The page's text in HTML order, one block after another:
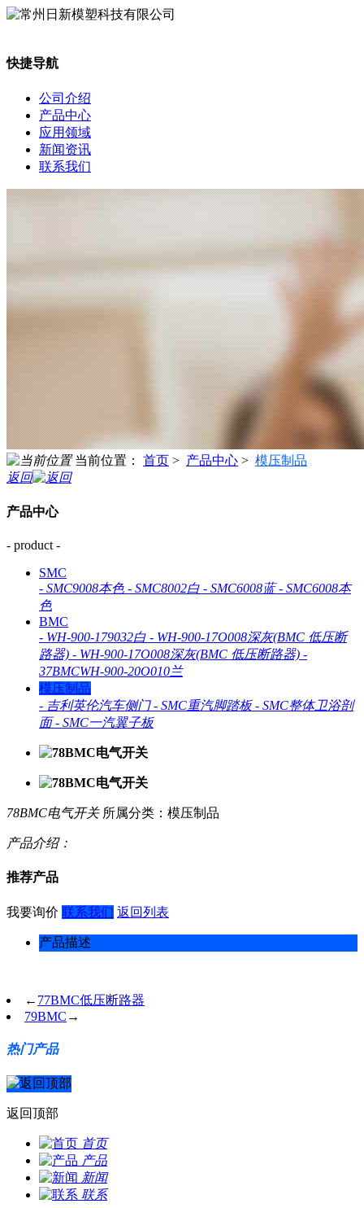
快捷导航
公司介绍
产品中心
应用领域
新闻资讯
联系我们
当前位置： 首页 > 产品中心 > 模压制品
返回
产品中心
- product -
SMC
- SMC9008本色 - SMC8002白 - SMC6008蓝 - SMC6008本
色
BMC
- WH-900-179032白 - WH-900-17O008深灰(BMC 低压断
路器) - WH-900-17O008深灰(BMC 低压断路器) -
37BMCWH-900-20O010兰
模压制品
- 吉利英伦汽车侧门 - SMC重汽脚踏板 - SMC整体卫浴剖
面 - SMC一汽翼子板
78BMC电气开关 所属分类：模压制品
产品介绍：
推荐产品
我要询价 联系我们 返回列表
产品描述
← 77BMC低压断路器
79BMC →
热门产品
返回顶部
首页
产品
新闻
联系